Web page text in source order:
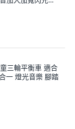
三輪平衡車 適合
一 燈光音樂 腳踏